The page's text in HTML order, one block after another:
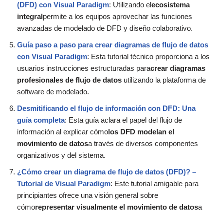
(DFD) con Visual Paradigm: Utilizando elecosistema
integralpermite a los equipos aprovechar las funciones
avanzadas de modelado de DFD y diseño colaborativo.
Guía paso a paso para crear diagramas de flujo de datos
con Visual Paradigm: Esta tutorial técnico proporciona a los
usuarios instrucciones estructuradas paracrear diagramas
profesionales de flujo de datos utilizando la plataforma de
software de modelado.
Desmitificando el flujo de información con DFD: Una
guía completa: Esta guía aclara el papel del flujo de
información al explicar cómolos DFD modelan el
movimiento de datosa través de diversos componentes
organizativos y del sistema.
¿Cómo crear un diagrama de flujo de datos (DFD)? –
Tutorial de Visual Paradigm: Este tutorial amigable para
principiantes ofrece una visión general sobre
cómorepresentar visualmente el movimiento de datosa